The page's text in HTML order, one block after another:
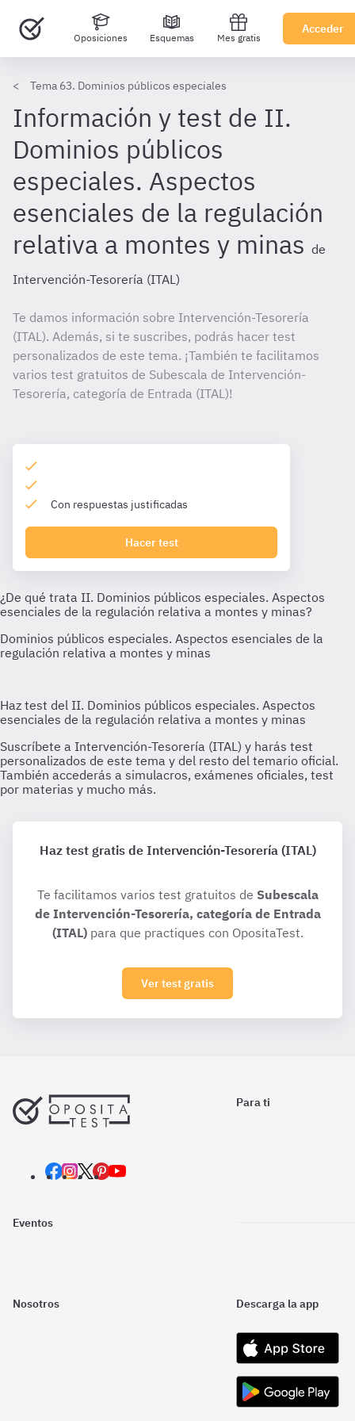
Oposiciones Esquemas Mes gratis
Acceder
Tema 63. Dominios públicos especiales
Información y test de II.
Dominios públicos
especiales. Aspectos
esenciales de la regulación
relativa a montes y minas de
Intervención-Tesorería (ITAL)
Te damos información sobre Intervención-Tesorería
(ITAL). Además, si te suscribes, podrás hacer test
personalizados de este tema. ¡También te facilitamos
varios test gratuitos de Subescala de Intervención-
Tesorería, categoría de Entrada (ITAL)!
Con respuestas justificadas
Hacer test
Haz test gratis de Intervención-Tesorería (ITAL)
Te facilitamos varios test gratuitos de Subescala
de Intervención-Tesorería, categoría de Entrada
(ITAL)para que practiques con OpositaTest.
Ver test gratis
Para ti
Eventos
Nosotros Descarga la app